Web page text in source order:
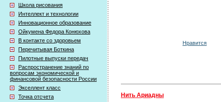
Школа рисования
Интеллект и технологии
Инновационное образование
Ойкумена Федора Конюхова
В контакте со здоровьем
Перечитывая Боткина
Пилотные выпуски передач
Распространение знаний по
вопросам экономической и
финансовой безопасности России
Экселлент класс
Точка отсчета
Нравится
Нить Ариадны